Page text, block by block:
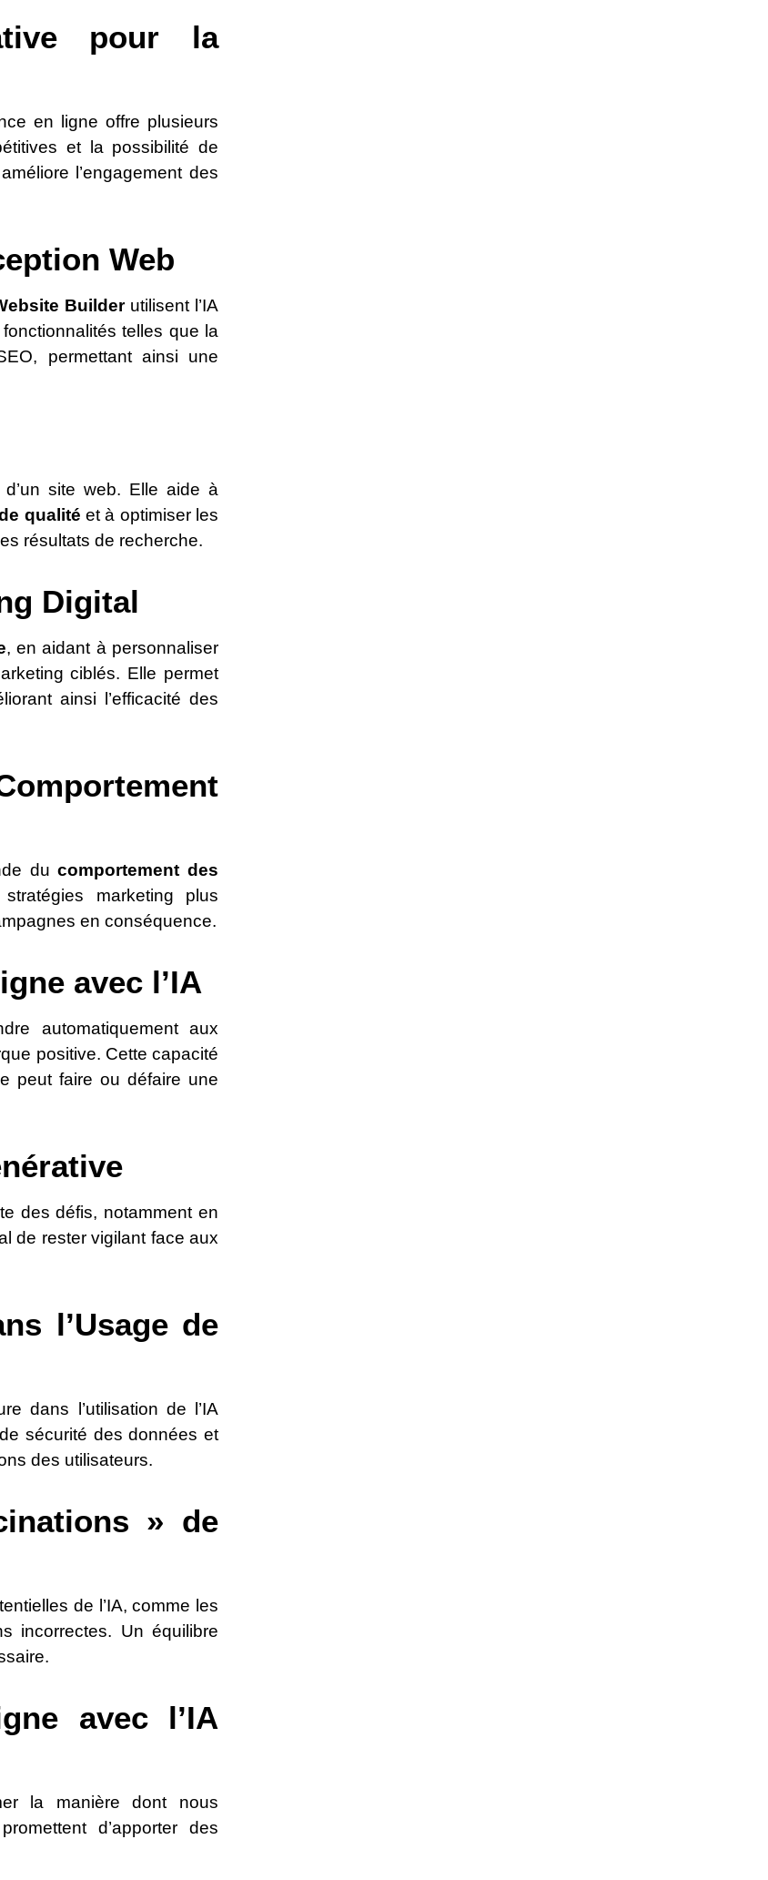
pour la
en ligne offre plusieurs
et la possibilité de
l’engagement des
Web
Builderutilisent l’IA
telles que la
permettant ainsi une
d’un site web. Elle aide à
qualité et à optimiser les
résultats de recherche.
Digital
, en aidant à personnaliser
ciblés. Elle permet
ainsi l’efficacité des
ducomportement des
marketing plus
en conséquence.
avec l’IA
automatiquement aux
positive. Cette capacité
peut faire ou défaire une
des défis, notamment en
de rester vigilant face aux
l’Usage de
dans l’utilisation de l’IA
sécurité des données et
des utilisateurs.
» de
de l’IA, comme les
incorrectes. Un équilibre
avec l’IA
la manière dont nous
d’apporter des